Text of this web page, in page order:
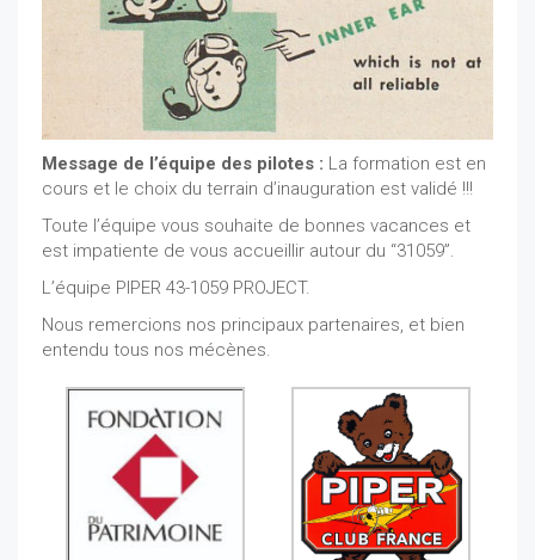
Message de l’équipe des pilotes : La formation est en
cours et le choix du terrain d’inauguration est validé !!!
Toute l’équipe vous souhaite de bonnes vacances et
est impatiente de vous accueillir autour du “31059”.
L’équipe PIPER 43-1059 PROJECT.
Nous remercions nos principaux partenaires, et bien
entendu tous nos mécènes.